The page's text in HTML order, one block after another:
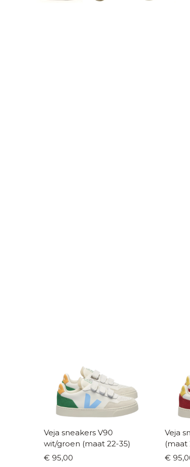
Veja sneakers V90
wit/groen (maat 22-35)
€ 95,00
Veja
(maat
€